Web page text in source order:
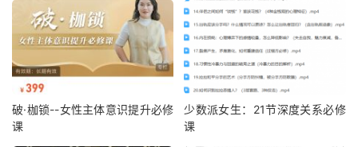
破·枷锁--女性主体意识提升必修
课
少数派女生：21节深度关系必修
课